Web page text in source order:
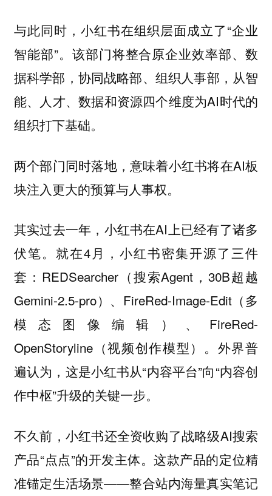
与此同时，小红书在组织层面成立了“企业
智能部”。该部门将整合原企业效率部、数
据科学部，协同战略部、组织人事部，从智
能、人才、数据和资源四个维度为AI时代的
组织打下基础。
两个部门同时落地，意味着小红书将在AI板
块注入更大的预算与人事权。
其实过去一年，小红书在AI上已经有了诸多
伏笔。就在4月，小红书密集开源了三件
套：REDSearcher（搜索Agent，30B超越
Gemini-2.5-pro）、FireRed-Image-Edit（多
模态图像编辑）、FireRed-
OpenStoryline（视频创作模型）。外界普
遍认为，这是小红书从“内容平台”向“内容创
作中枢”升级的关键一步。
不久前，小红书还全资收购了战略级AI搜索
产品“点点”的开发主体。这款产品的定位精
准锚定生活场景——整合站内海量真实笔记